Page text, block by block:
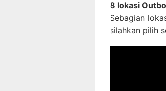
8 lokasi
Sebagian
silahkan pilih